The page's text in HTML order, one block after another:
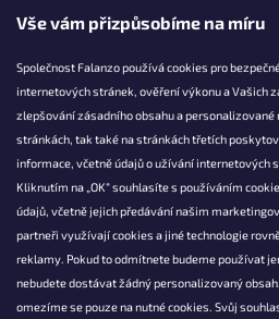
Vše vám přizpůsobíme na míru
Společnost Falanzo používá cookies pro
internetových stránek, ověření výkonu a Vašich
zlepšování zásadního obsahu a
stránkách, tak také na stránkách třetích
informace, včetně údajů o užívání internetových
Kliknutím na „OK“ souhlasíte s používáním
údajů, včetně jejich předávání našim
partneři využívají cookies a jiné technologie
reklamy. Pokud to odmítnete budeme používat
nebudete dostávat žádný personalizovaný
omezíme se pouze na nutné cookies. Svůj
KONTAKT
info@falanzo.cz
Falanzo.cz
FalanzoCZ